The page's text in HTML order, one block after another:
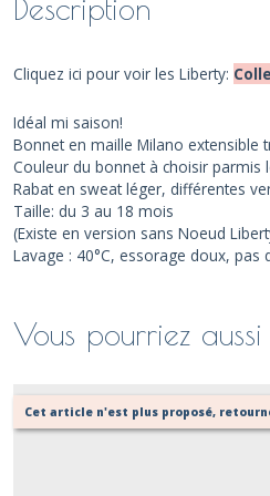
Description
Cliquez ici pour voir les Liberty:
Idéal mi saison!
Bonnet en maille Milano extensible
Couleur du bonnet à choisir parmis
Rabat en sweat léger, différentes
Taille: du 3 au 18 mois
(Existe en version sans Noeud
Lavage : 40°C, essorage doux, pas
Vous pourriez
Cet article n'est plus proposé,